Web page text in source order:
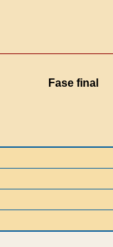
Fase final